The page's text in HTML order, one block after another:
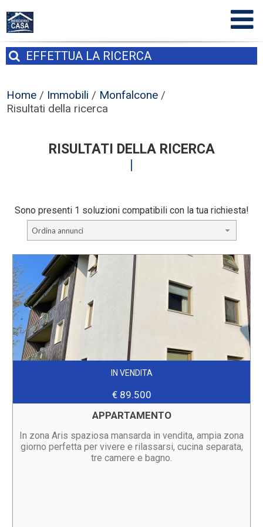
EFFETTUA LA RICERCA
Home / Immobili / Monfalcone /
Risultati della ricerca
RISULTATI DELLA RICERCA
Sono presenti 1 soluzioni compatibili con la tua richiesta!
Ordina annunci
IN VENDITA
€ 89.500
APPARTAMENTO
In zona Aris spaziosa mansarda in vendita, ampia zona
giorno perfetta per vivere e rilassarsi, cucina separata,
tre camere e bagno.